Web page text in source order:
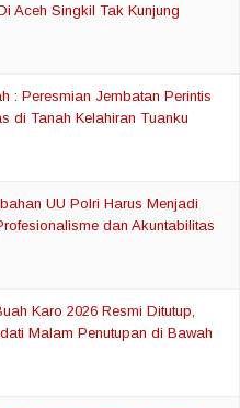
Aceh Singkil Tak Kunjung
: Peresmian Jembatan Perintis
di Tanah Kelahiran Tuanku
UU Polri Harus Menjadi
dan Akuntabilitas
Karo 2026 Resmi Ditutup,
Malam Penutupan di Bawah